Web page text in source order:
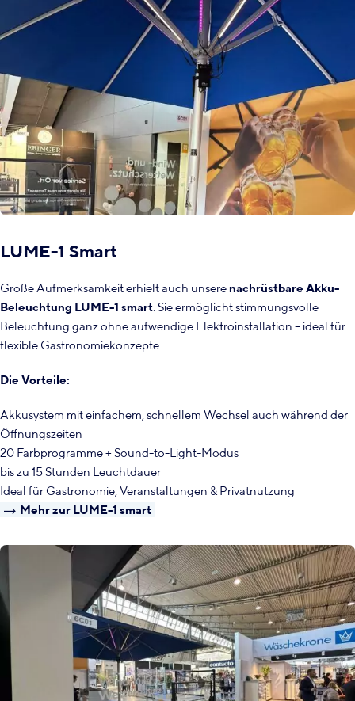
LUME-1 Smart
Große Aufmerksamkeit erhielt auch unserenachrüstbare Akku-
Beleuchtung LUME-1 smart . Sie ermöglicht stimmungsvolle
Beleuchtung ganz ohne aufwendige Elektroinstallation – ideal für
flexible Gastronomiekonzepte.
Die Vorteile:
Akkusystem mit einfachem, schnellem Wechsel auch während der
Öffnungszeiten
20 Farbprogramme + Sound-to-Light-Modus
bis zu 15 Stunden Leuchtdauer
Ideal für Gastronomie, Veranstaltungen & Privatnutzung
Mehr zur LUME-1 smart